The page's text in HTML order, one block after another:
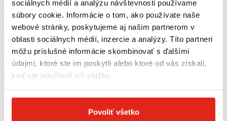
sociálnych médií a analýzu návštevnosti používame
súbory cookie. Informácie o tom, ako používate naše
webové stránky, poskytujeme aj našim partnerom v
oblasti sociálnych médií, inzercie a analýzy. Títo partneri
môžu príslušné informácie skombinovať s ďalšími
údajmi, ktoré ste im poskytli alebo ktoré od vás získali,
keď ste používali ich služby.
Povoliť všetko
9,90 € s DPH
Nobleza Chladiaca podložka M
65 x 50 cm modrá
Skladom
Kúpiť
9,90 € s DPH
Nobleza chladiaca podložka M
65 x 50 cm so vzorom labky a
kostičky
Skladom